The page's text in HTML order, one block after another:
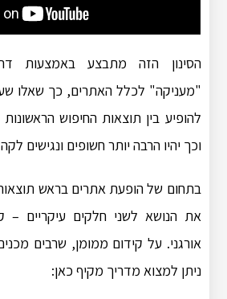
הסינון הזה מתבצע באמצעות
"מעניקה" לכלל האתרים, כך שאלו
להופיע בין תוצאות החיפוש
וכך יהיו הרבה יותר חשופים ונגישים
בתחום של הופעת אתרים בראש
את הנושא לשני חלקים עיקריים –
אורגני. על קידום ממומן, שרבים
ניתן למצוא מדריך מקיף כאן: